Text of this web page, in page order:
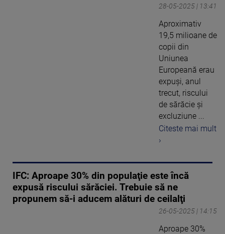
28-05-2025 | 13:41
Aproximativ
19,5 milioane de
copii din
Uniunea
Europeană erau
expuşi, anul
trecut, riscului
de sărăcie şi
excluziune ...
Citeste mai mult
›
IFC: Aproape 30% din populaţie este încă
expusă riscului sărăciei. Trebuie să ne
propunem să-i aducem alături de ceilalţi
26-05-2025 | 14:15
Aproape 30%